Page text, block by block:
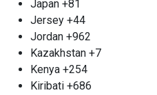
варьируется в
материала. Для
вывоз лома
клиента. Наличие
команды грузчиков
выезды в день
Japan +81
Jersey +44
Jordan +962
Kazakhstan +7
Kenya +254
Kiribati +686